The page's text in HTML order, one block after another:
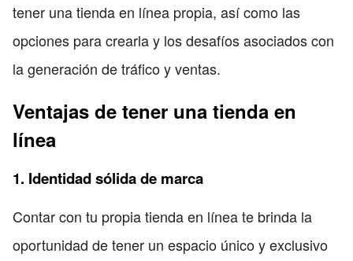
tener una tienda en línea propia, así como las
opciones para crearla y los desafíos asociados con
la generación de tráfico y ventas.
Ventajas de tener una tienda en
línea
1. Identidad sólida de marca
Contar con tu propia tienda en línea te brinda la
oportunidad de tener un espacio único y exclusivo